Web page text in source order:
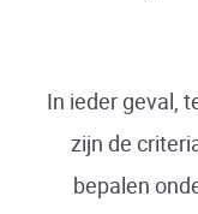
In ieder geval,
zijn de
bepalen